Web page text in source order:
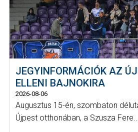
JEGYINFORMÁCIÓK AZ
ELLENI BAJNOKIRA
2026-08-06
Augusztus 15-én, szombaton
Újpest otthonában, a Szusza Fere...